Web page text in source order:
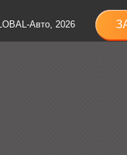
Авто, 2026